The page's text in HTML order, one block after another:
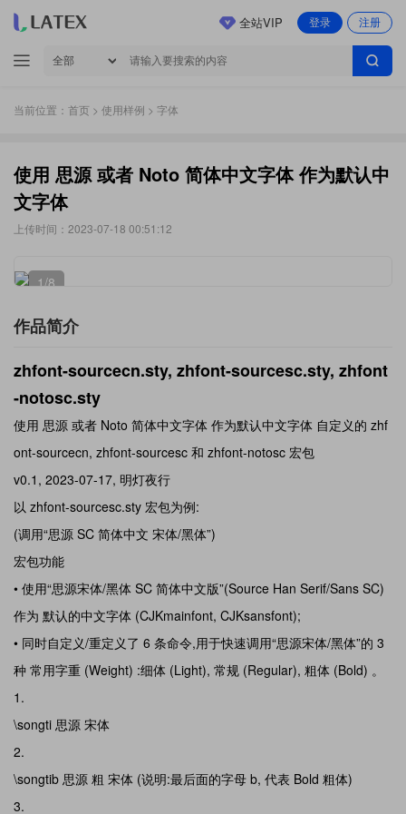
登录 注册
全站VIP
当前位置： 首页 > 使用样例 > 字体
使用 思源 或者 Noto 简体中文字体 作为默认中
文字体
上传时间：2023-07-18 00:51:12
1/8
作品简介
zhfont-sourcecn.sty, zhfont-sourcesc.sty, zhfont
-notosc.sty
使用 思源 或者 Noto 简体中文字体 作为默认中文字体 自定义的 zhf
ont-sourcecn, zhfont-sourcesc 和 zhfont-notosc 宏包
v0.1, 2023-07-17, 明灯夜行
以 zhfont-sourcesc.sty 宏包为例:
(调用“思源 SC 简体中文 宋体/黑体”)
宏包功能
• 使用“思源宋体/黑体 SC 简体中文版”(Source Han Serif/Sans SC)
作为 默认的中文字体 (CJKmainfont, CJKsansfont);
• 同时自定义/重定义了 6 条命令,用于快速调用“思源宋体/黑体”的 3
种 常用字重 (Weight) :细体 (Light), 常规 (Regular), 粗体 (Bold) 。
\songti 思源 宋体
\songtib 思源 粗 宋体 (说明:最后面的字母 b, 代表 Bold 粗体)